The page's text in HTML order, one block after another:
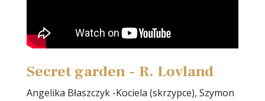
Secret garden - R. Lovland
Angelika Błaszczyk -Kociela (skrzypce), Szymon